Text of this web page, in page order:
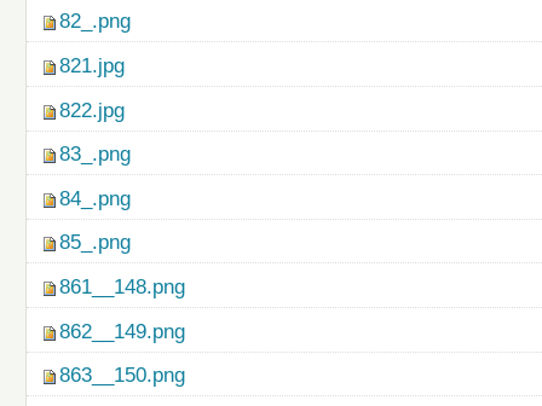
82_.png
821.jpg
822.jpg
83_.png
84_.png
85_.png
861__148.png
862__149.png
863__150.png